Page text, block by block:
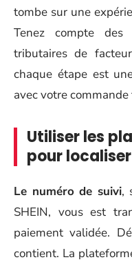
tombe sur une
Tenez compte des
tributaires de
chaque étape est
avec votre
Utiliser les
pour
Le numéro de suivi,
SHEIN, vous est
paiement validée.
contient. La